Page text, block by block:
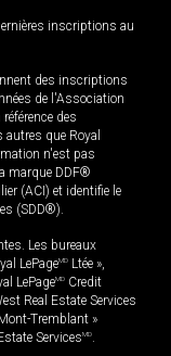
inscriptions au
des inscriptions
de l'Association
des
que Royal
n'est pas
marque DDF®
(ACI) et identifie le
(SDD®).
Les bureaux
LePageMD Ltée »,
LePageMD Credit
Real Estate Services
Tremblant »
ServicesMD.